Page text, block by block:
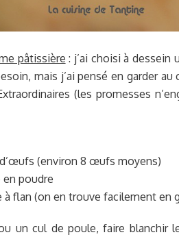
pâtissière : j’ai choisi à dessein
mais j’ai pensé en garder
(les promesses
d’œufs (environ 8 œufs moyens)
en poudre
à flan (on en trouve facilement en
un cul de poule, faire blanchir